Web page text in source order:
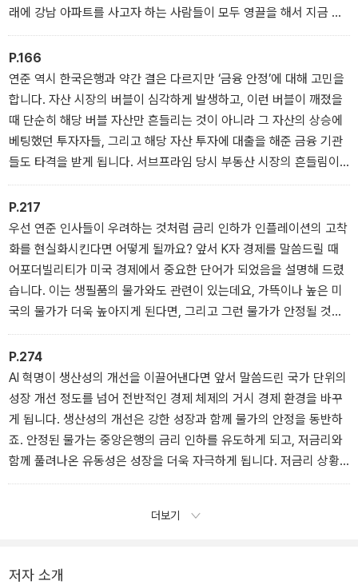
래에 강남 아파트를 사고자 하는 사람들이 모두 영끌을 해서 지금 치
고 들어오겠죠. 지금 이 순간, 미래의 수요가 몰려오면서 한꺼번에 폭
발합니다. 수요의 폭발은 가격의 급등을 의미하고요, 이런 가격 급등
의 이면에서는 주택담보대출의 급증으로 ‘가계부채 부담의 가중’이 동
반되겠죠.
P.166
연준 역시 한국은행과 약간 결은 다르지만 ‘금융 안정’에 대해 고민을
합니다. 자산 시장의 버블이 심각하게 발생하고, 이런 버블이 깨졌을
때 단순히 해당 버블 자산만 흔들리는 것이 아니라 그 자산의 상승에
베팅했던 투자자들, 그리고 해당 자산 투자에 대출을 해준 금융 기관
들도 타격을 받게 됩니다. 서브프라임 당시 부동산 시장의 흔들림이
금융 시스템 전체를 뒤흔들었던 것이 대표적인 사례가 되겠죠.
P.217
우선 연준 인사들이 우려하는 것처럼 금리 인하가 인플레이션의 고착
화를 현실화시킨다면 어떻게 될까요? 앞서 K자 경제를 말씀드릴 때
어포더빌리티가 미국 경제에서 중요한 단어가 되었음을 설명해 드렸
습니다. 이는 생필품의 물가와도 관련이 있는데요, 가뜩이나 높은 미
국의 물가가 더욱 높아지게 된다면, 그리고 그런 물가가 안정될 것이
라는 기대마저 꺾이게 되면서 기대 인플레이션이 강해진다면 트럼프
행정부도 긴장하게 되지 않을까요?
P.274
AI 혁명이 생산성의 개선을 이끌어낸다면 앞서 말씀드린 국가 단위의
성장 개선 정도를 넘어 전반적인 경제 체제의 거시 경제 환경을 바꾸
게 됩니다. 생산성의 개선은 강한 성장과 함께 물가의 안정을 동반하
죠. 안정된 물가는 중앙은행의 금리 인하를 유도하게 되고, 저금리와
함께 풀려나온 유동성은 성장을 더욱 자극하게 됩니다. 저금리 상황
하에서 기업들의 설비 투자는 더욱 증가하게 되고, 저금리와 저물가
아니라 저금리를 통한 유동성의 확대를 통해 현재의 성장을 장기적으
더보기
저자 소개